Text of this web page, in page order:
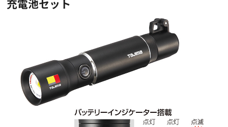
充電池セット